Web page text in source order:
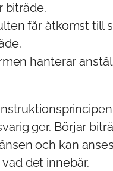
biträde.
får åtkomst till
hanterar
ger. Börjar
och kan
det innebär.